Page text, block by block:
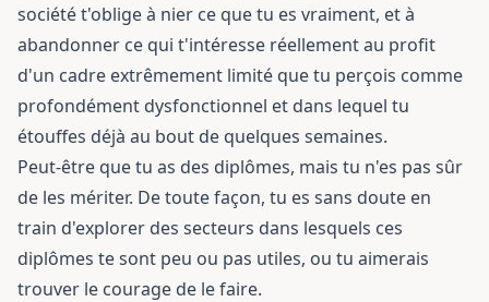
société t'oblige à nier ce que tu es vraiment, et à
abandonner ce qui t'intéresse réellement au profit
d'un cadre extrêmement limité que tu perçois comme
profondément dysfonctionnel et dans lequel tu
étouffes déjà au bout de quelques semaines.
Peut-être que tu as des diplômes, mais tu n'es pas sûr
de les mériter. De toute façon, tu es sans doute en
train d'explorer des secteurs dans lesquels ces
diplômes te sont peu ou pas utiles, ou tu aimerais
trouver le courage de le faire.